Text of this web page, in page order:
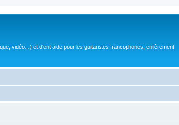
vidéo…) et d'entraide pour les guitaristes francophones, entièrement